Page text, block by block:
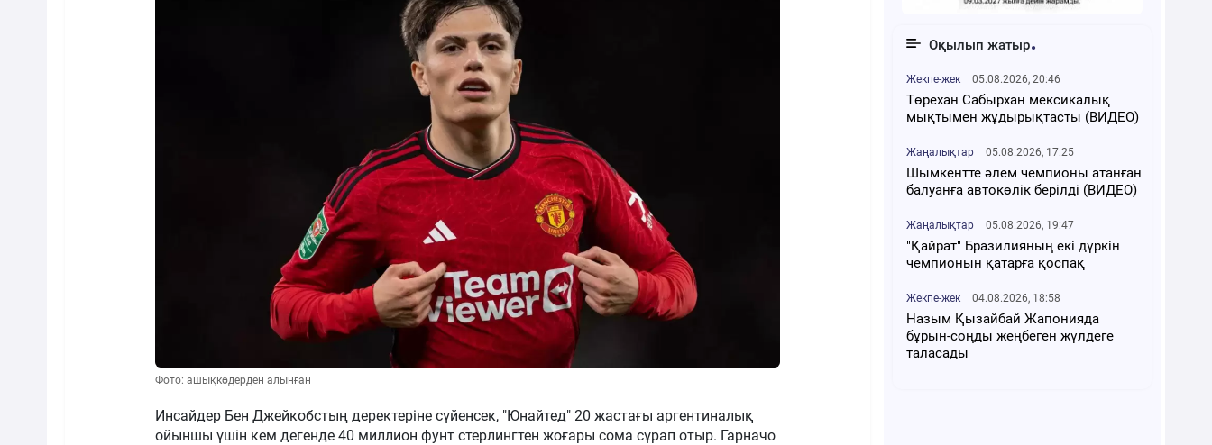
Фото: ашықкөдерден алынған
Инсайдер Бен Джейкобстың деректеріне сүйенсек, "Юнайтед" 20 жастағы аргентиналық
ойыншы үшін кем дегенде 40 миллион фунт стерлингтен жоғары сома сұрап отыр. Гарначо
Оқылып жатыр
Жекпе-жек 05.08.2026, 20:46
Төрехан Сабырхан мексикалық
мықтымен жұдырықтасты (ВИДЕО)
Жаңалықтар 05.08.2026, 17:25
Шымкентте әлем чемпионы атанған
балуанға автокөлік берілді (ВИДЕО)
Жаңалықтар 05.08.2026, 19:47
"Қайрат" Бразилияның екі дүркін
чемпионын қатарға қоспақ
Жекпе-жек 04.08.2026, 18:58
Назым Қызайбай Жапонияда
бұрын-соңды жеңбеген жүлдеге
таласады